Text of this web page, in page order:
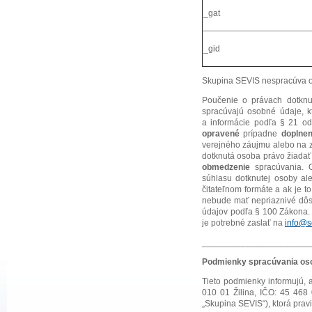
_gat
_gid
Skupina SEVIS nespracúva
Poučenie o právach
spracúvajú osobné údaje,
a informácie podľa § 21
opravené prípadne
verejného záujmu alebo na
dotknutá osoba právo
obmedzenie spracúvania.
súhlasu dotknutej osoby
čitateľnom formáte a ak je
nebude mať nepriaznivé
údajov podľa § 100
je potrebné zaslať na
Podmienky spracúvania
Tieto podmienky informujú,
010 01 Žilina, IČO: 45 468
„Skupina SEVIS“), ktorá